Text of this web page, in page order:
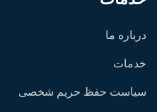
درباره ما
خدمات
سیاست حفظ حریم شخصی